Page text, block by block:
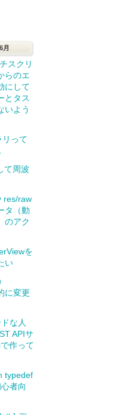
月
スクリ
らのエ
にして
とタス
いよう
って
て周波
res/raw
タ（動
のアク
を
い
に変更
な人
APIサ
作って
typedef
者向